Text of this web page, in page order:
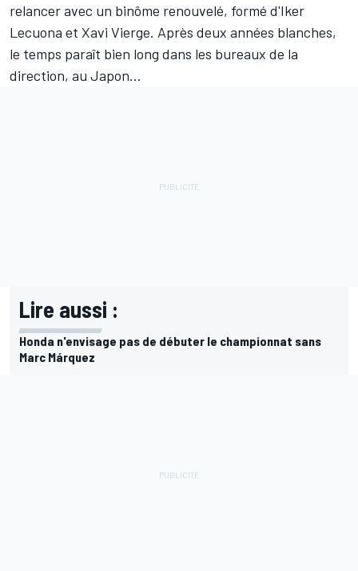
relancer avec un binôme renouvelé, formé d'Iker
Lecuona et Xavi Vierge. Après deux années blanches,
le temps paraît bien long dans les bureaux de la
direction, au Japon...
Lire aussi :
Honda n'envisage pas de débuter le championnat sans
Marc Márquez